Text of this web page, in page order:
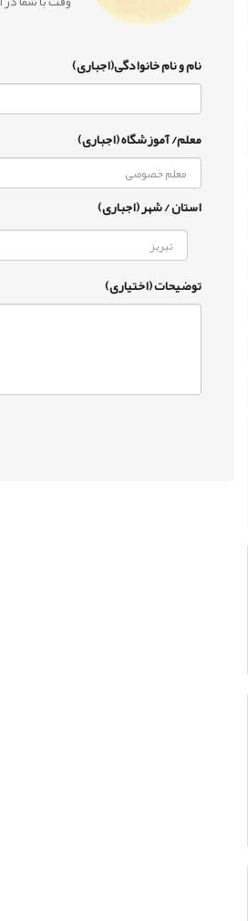
نام و نام خانوادگی(اجباری)
معلم/ آموزشگاه (اجباری)
استان / شهر (اجباری)
توضیحات (اختیاری)